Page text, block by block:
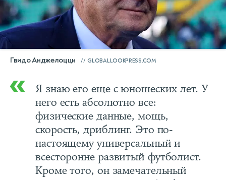
Гвидо Анджелоцци GLOBALLOOKPRESS.COM
Я знаю его еще с юношеских лет. У
него есть абсолютно все:
физические данные, мощь,
скорость, дриблинг. Это по-
настоящему универсальный и
всесторонне развитый футболист.
Кроме того, он замечательный